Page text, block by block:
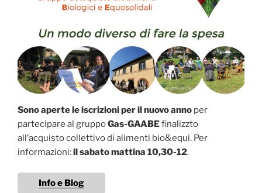
Sono aperte le iscrizioni per il nuovo anno per
partecipare al gruppoGas-GAABEfinalizzto
all’acquisto collettivo di alimenti bio&equi. Per
informazioni:il sabato mattina 10,30-12.
Info e Blog